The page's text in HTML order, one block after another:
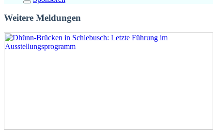
Weitere Meldungen